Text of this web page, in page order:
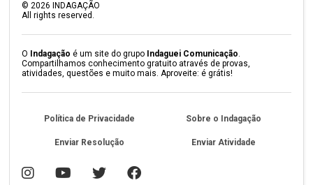
©2026 INDAGAÇÃO
All rights reserved.
O Indagação é um site do grupo Indaguei Comunicação.
Compartilhamos conhecimento gratuito através de provas,
atividades, questões e muito mais. Aproveite: é grátis!
Política de Privacidade Sobre o Indagação
Enviar Resolução Enviar Atividade